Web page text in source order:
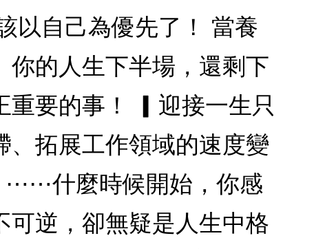
以自己為優先了！ 當養
你的人生下半場，還剩下
重要的事！ ▎迎接一生只
、拓展工作領域的速度變
⋯⋯什麼時候開始，你感
可逆，卻無疑是人生中格